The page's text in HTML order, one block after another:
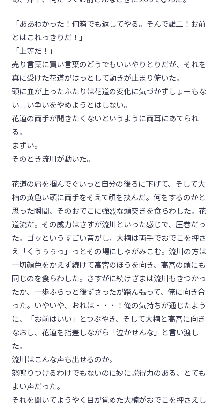
「ああわかった！何箱でも返してやる。そんで雄二！お前
とはこれっきりだ！」
「上等だ！」
売り言葉に買い言葉のどうでもいいやりとりだが、それを
真に受けた花道がはっとして動きが止まり俯いた。
頭に血が上ったふたりは花道の変化に気づかずしょーもな
い言い争いをやめようとはしない。
花道の両手が聞きたくないというように両耳にあてられ
る。
まずい。
そのとき流川が動いた。
花道の肩を掴んでぐいっと自分の後ろに下げて、そして大
楠の黄色い頭に両手をそえて顔を挟んだ。何をするのかと
思った瞬間、そのおでこに強烈な頭突きを食らわした。花
道流だ。その威力はさすが流川といった感じで、圧巻だっ
た。ゴッというすごい音がし、大楠は両手でおでこを押さ
え「くうぅぅっ」っとその場にしゃがみこむ。流川の方は
一切顔色をかえず続けて高宮のほうを向き、高宮の頭にも
同じのを食らわした。さすがに続けざまは流川もきつかっ
たか、一歩ふらっと後ずさったが踏ん張って、俺に向き合
った。いやいや、おれは・・・！俺の気持ちが通じたよう
に、「お前はいい」とつぶやき、そして大楠と高宮に向き
なおし、花道を指差しながら「泣かせんな」と言い渡し
た。
流川はこんな声も出せるのか。
怒鳴りつけるわけでもないのに妙に説得力のある、とても
よい声だった。
それを聞いてようやく目が覚めた大楠がおでこを押さえし